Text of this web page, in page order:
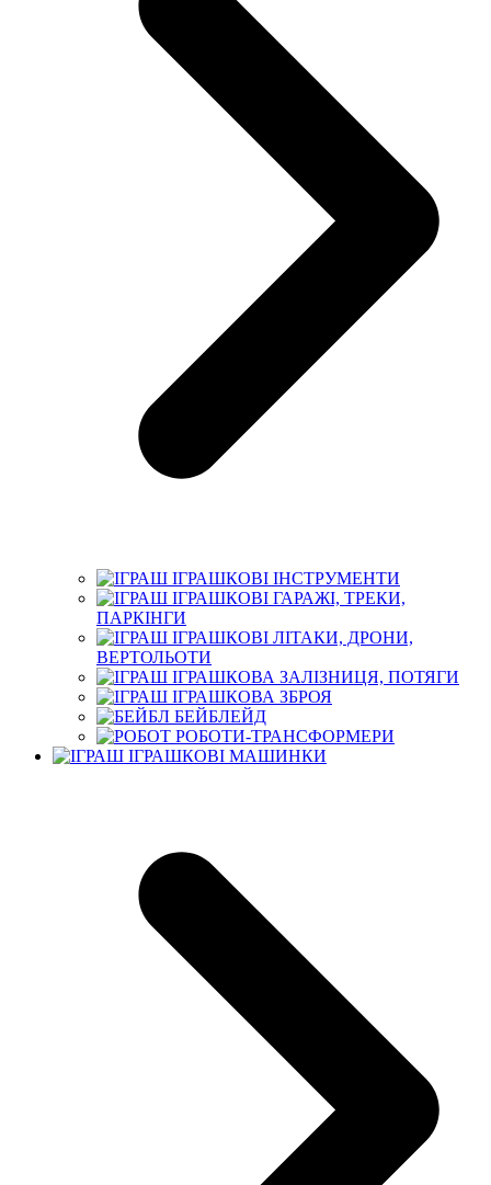
ІГРАШКОВІ ІНСТРУМЕНТИ
ІГРАШКОВІ ГАРАЖІ, ТРЕКИ,
ПАРКІНГИ
ІГРАШКОВІ ЛІТАКИ, ДРОНИ,
ВЕРТОЛЬОТИ
ІГРАШКОВА ЗАЛІЗНИЦЯ, ПОТЯГИ
ІГРАШКОВА ЗБРОЯ
БЕЙБЛЕЙД
РОБОТИ-ТРАНСФОРМЕРИ
ІГРАШКОВІ МАШИНКИ